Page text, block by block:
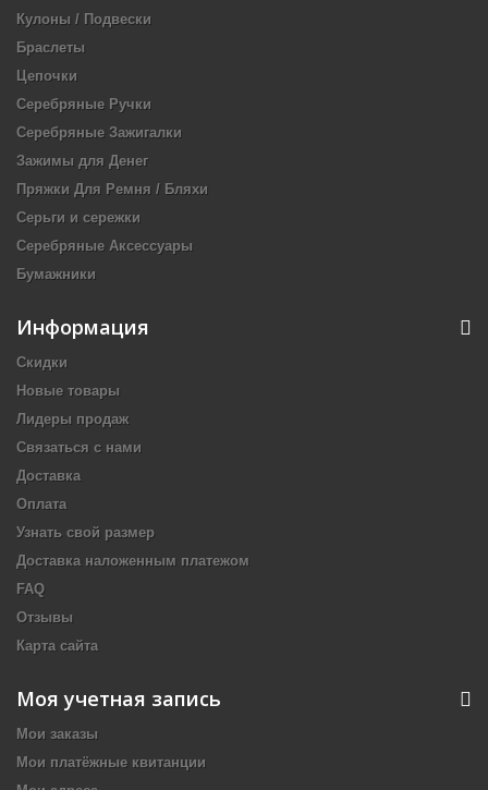
Кулоны / Подвески
Браслеты
Цепочки
Серебряные Ручки
Серебряные Зажигалки
Зажимы для Денег
Пряжки Для Ремня / Бляхи
Серьги и сережки
Серебряные Аксессуары
Бумажники
Информация
Скидки
Новые товары
Лидеры продаж
Связаться с нами
Доставка
Оплата
Узнать свой размер
Доставка наложенным платежом
FAQ
Отзывы
Карта сайта
Моя учетная запись
Мои заказы
Мои платёжные квитанции